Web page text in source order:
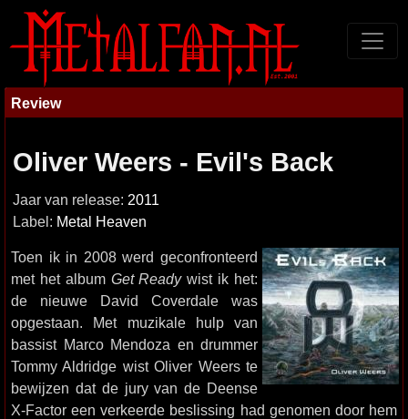
Review
Oliver Weers - Evil's Back
Jaar van release: 2011
Label: Metal Heaven
Toen ik in 2008 werd geconfronteerd
met het album Get Readywist ik het:
de nieuwe David Coverdale was
opgestaan. Met muzikale hulp van
bassist Marco Mendoza en drummer
Tommy Aldridge wist Oliver Weers te
bewijzen dat de jury van de Deense
X-Factor een verkeerde beslissing had genomen door hem